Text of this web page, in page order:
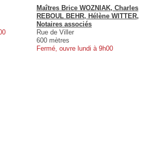
Maîtres Brice WOZNIAK, Charles
REBOUL BEHR, Hélène WITTER,
Notaires associés
Rue de Viller
600 mètres
Fermé, ouvre lundi à 9h00